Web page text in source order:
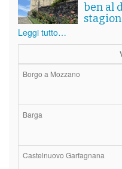
ben al
Leggi tutto…
Borgo a Mozzano
Barga
Castelnuovo Garfagnana